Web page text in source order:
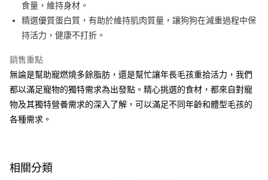
食量，維持身材。
精選優質蛋白質，有助於維持肌肉質量，讓狗狗在減重過程中保
持活力，健康不打折。
銷售重點
無論是幫助寵燃燒多餘脂肪，還是幫忙讓年長毛孩重拾活力，我們
都以滿足寵物的獨特需求為出發點。精心挑選的食材，都來自對寵
物及其獨特營養需求的深入了解，可以滿足不同年齡和體型毛孩的
各種需求。
相關分類